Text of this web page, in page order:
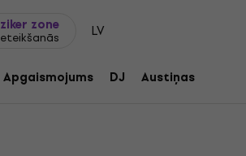
zone LV
Apgaismojums DJ Austiņas
2 gab.